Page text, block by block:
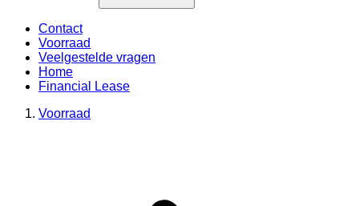
Contact
Voorraad
Veelgestelde vragen
Home
Financial Lease
Voorraad